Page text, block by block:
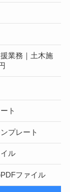
業務｜土木施
ト
プレート
ル
ファイル